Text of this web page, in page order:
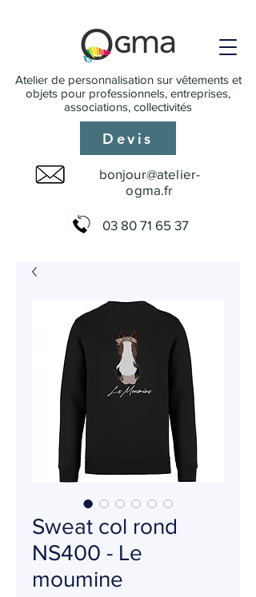
Atelier de personnalisation sur vêtements et
objets pour professionnels, entreprises,
associations, collectivités
bonjour@atelier-
ogma.fr
03 80 71 65 37
Devis
Sweat col rond
NS400 - Le
moumine